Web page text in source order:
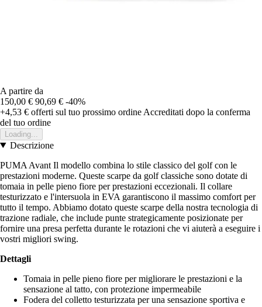
A partire da
150,00 € 90,69 € -40%
+4,53 € offerti sul tuo prossimo ordine Accreditati dopo la conferma
del tuo ordine
Loading...
Descrizione
PUMA Avant Il modello combina lo stile classico del golf con le
prestazioni moderne. Queste scarpe da golf classiche sono dotate di
tomaia in pelle pieno fiore per prestazioni eccezionali. Il collare
testurizzato e l'intersuola in EVA garantiscono il massimo comfort per
tutto il tempo. Abbiamo dotato queste scarpe della nostra tecnologia di
trazione radiale, che include punte strategicamente posizionate per
fornire una presa perfetta durante le rotazioni che vi aiuterà a eseguire i
vostri migliori swing.
Dettagli
Tomaia in pelle pieno fiore per migliorare le prestazioni e la
sensazione al tatto, con protezione impermeabile
Fodera del colletto testurizzata per una sensazione sportiva e